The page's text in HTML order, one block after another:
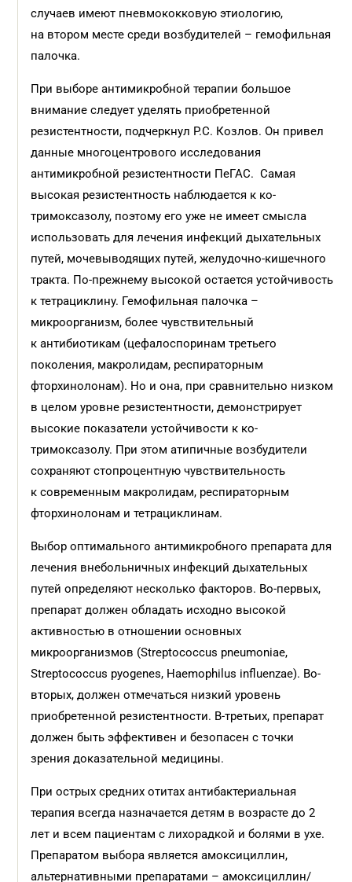
случаев имеют пневмококковую этиологию,
на втором месте среди возбудителей – гемофильная
палочка.
При выборе антимикробной терапии большое
внимание следует уделять приобретенной
резистентности, подчеркнул Р.С. Козлов. Он привел
данные многоцентрового исследования
антимикробной резистентности ПеГАС. Самая
высокая резистентность наблюдается к ко-
тримоксазолу, поэтому его уже не имеет смысла
использовать для лечения инфекций дыхательных
путей, мочевыводящих путей, желудочно-кишечного
тракта. По-прежнему высокой остается устойчивость
к тетрациклину. Гемофильная палочка –
микроорганизм, более чувствительный
к антибиотикам (цефалоспоринам третьего
поколения, макролидам, респираторным
фторхинолонам). Но и она, при сравнительно низком
в целом уровне резистентности, демонстрирует
высокие показатели устойчивости к ко-
тримоксазолу. При этом атипичные возбудители
сохраняют стопроцентную чувствительность
к современным макролидам, респираторным
фторхинолонам и тетрациклинам.
Выбор оптимального антимикробного препарата для
лечения внебольничных инфекций дыхательных
путей определяют несколько факторов. Во-первых,
препарат должен обладать исходно высокой
активностью в отношении основных
микроорганизмов (Streptococcus pneumoniae,
Streptococcus pyogenes, Haemophilus influenzae). Во-
вторых, должен отмечаться низкий уровень
приобретенной резистентности. В-третьих, препарат
должен быть эффективен и безопасен с точки
зрения доказательной медицины.
При острых средних отитах антибактериальная
терапия всегда назначается детям в возрасте до 2
лет и всем пациентам c лихорадкой и болями в ухе.
Препаратом выбора является амоксициллин,
альтернативными препаратами – амоксициллин/